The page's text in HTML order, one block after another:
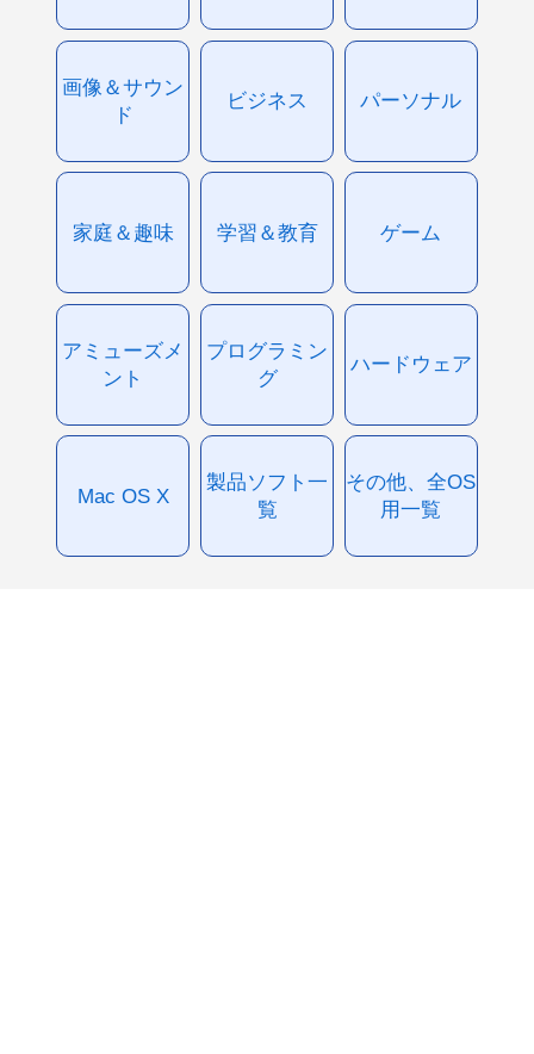
画像＆サウン
ド
ビジネス パーソナル
家庭＆趣味 学習＆教育 ゲーム
アミューズメ
ント
プログラミン
グ
ハードウェア
Mac OS X
製品ソフト一
覧
その他、全OS
用一覧